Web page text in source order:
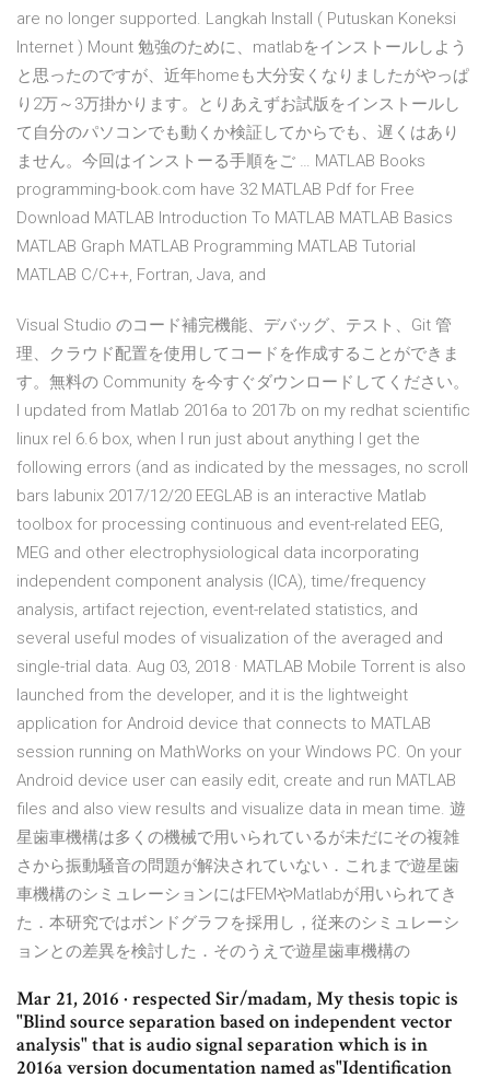
are no longer supported. Langkah Install ( Putuskan Koneksi
Internet ) Mount 勉強のために、matlabをインストールしよう
と思ったのですが、近年homeも大分安くなりましたがやっぱ
り2万～3万掛かります。とりあえずお試版をインストールし
て自分のパソコンでも動くか検証してからでも、遅くはあり
ません。今回はインストーる手順をご … MATLAB Books
programming-book.com have 32 MATLAB Pdf for Free
Download MATLAB Introduction To MATLAB MATLAB Basics
MATLAB Graph MATLAB Programming MATLAB Tutorial
MATLAB C/C++, Fortran, Java, and
Visual Studio のコード補完機能、デバッグ、テスト、Git 管
理、クラウド配置を使用してコードを作成することができま
す。無料の Community を今すぐダウンロードしてください。
I updated from Matlab 2016a to 2017b on my redhat scientific
linux rel 6.6 box, when I run just about anything I get the
following errors (and as indicated by the messages, no scroll
bars labunix 2017/12/20 EEGLAB is an interactive Matlab
toolbox for processing continuous and event-related EEG,
MEG and other electrophysiological data incorporating
independent component analysis (ICA), time/frequency
analysis, artifact rejection, event-related statistics, and
several useful modes of visualization of the averaged and
single-trial data. Aug 03, 2018 · MATLAB Mobile Torrent is also
launched from the developer, and it is the lightweight
application for Android device that connects to MATLAB
session running on MathWorks on your Windows PC. On your
Android device user can easily edit, create and run MATLAB
files and also view results and visualize data in mean time. 遊
星歯車機構は多くの機械で用いられているが未だにその複雑
さから振動騒音の問題が解決されていない．これまで遊星歯
車機構のシミュレーションにはFEMやMatlabが用いられてき
た．本研究ではボンドグラフを採用し，従来のシミュレーシ
ョンとの差異を検討した．そのうえで遊星歯車機構の
Mar 21, 2016 · respected Sir/madam, My thesis topic is
"Blind source separation based on independent vector
analysis" that is audio signal separation which is in
2016a version documentation named as"Identification